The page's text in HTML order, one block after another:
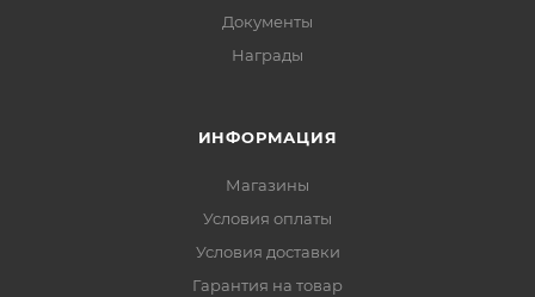
Документы
Награды
ИНФОРМАЦИЯ
Магазины
Условия оплаты
Условия доставки
Гарантия на товар